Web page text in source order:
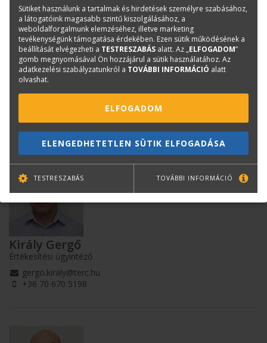
Összehasonlító modul bemutatása + videó
Összehasonlító modul, mint ártükör
Kérdése van?
Király Gergő
Értékesítési ügyintéző
gergo.kiraly@terc.hu
+36 70 670 5198
Sütiket használunk a tartalmak és hirdetések személyre szabásához,
a látogatóink magasabb szintű kiszolgálásához, a
weboldalforgalmunk elemzéséhez, illetve marketing
tevékenységünk támogatása érdekében. Ezen sütik működésének a
beállítását elvégezheti a TESTRESZABÁS alatt. Az „ELFOGADOM”
gomb megnyomásával Ön hozzájárul a sütik használatához. Az
adatkezelési szabályzatunkról a TOVÁBBI INFORMÁCIÓ alatt
olvashat.
ELFOGADOM
ELENGEDHETETLEN SÜTIK ELFOGADÁSA
TESTRESZABÁS TOVÁBBI INFORMÁCIÓ